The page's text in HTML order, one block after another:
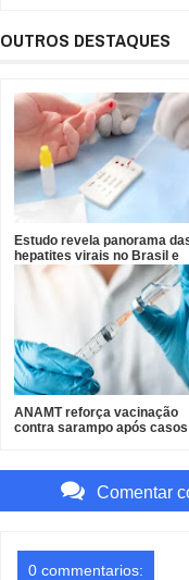
OUTROS DESTAQUES
Estudo revela panorama
hepatites virais no Brasil e
aponta desafios para
eliminação até 2030
ANAMT reforça vacinação
contra sarampo após casos
Comentar
0 commentarios: